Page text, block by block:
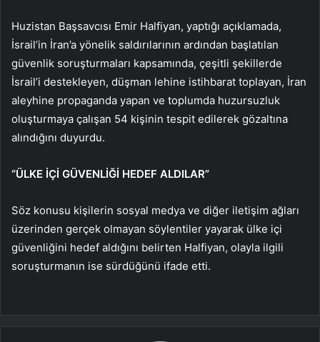
Huzistan Başsavcısı Emir Halfiyan, yaptığı açıklamada,
İsrail’in İran’a yönelik saldırılarının ardından başlatılan
güvenlik soruşturmaları kapsamında, çeşitli şekillerde
İsrail’i destekleyen, düşman lehine istihbarat toplayan, İran
aleyhine propaganda yapan ve toplumda huzursuzluk
oluşturmaya çalışan 54 kişinin tespit edilerek gözaltına
alındığını duyurdu.
“ÜLKE İÇİ GÜVENLİĞİ HEDEF ALDILAR”
Söz konusu kişilerin sosyal medya ve diğer iletişim ağları
üzerinden gerçek olmayan söylentiler yayarak ülke içi
güvenliğini hedef aldığını belirten Halfiyan, olayla ilgili
soruşturmanın ise sürdüğünü ifade etti.